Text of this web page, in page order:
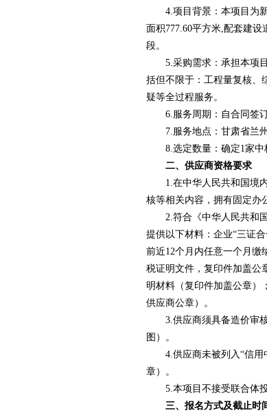
4.项目背景：本项目为
面积777.60平方米,配套建
段。
5.采购需求：承担本项
括但不限于：工程量复核、
疑等全过程服务。
6.服务周期：自合同签
7.服务地点：甘肃省兰
8.选定数量：确定1家中
二、供应商资格要求
1.在中华人民共和国境
核等相关内容，拥有固定办
2.符合《中华人民共和
提供以下材料：企业“三证
前近12个月内任意一个月缴
税证明文件，复印件加盖公
明材料（复印件加盖公章）
供应商公章）。
3.供应商须具备造价审
图）。
4.供应商未被列入“信
章）。
5.本项目不接受联合体
三、报名方式及截止时